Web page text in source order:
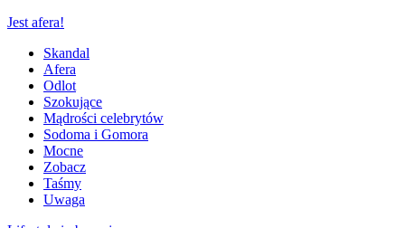
Jest afera!
Skandal
Afera
Odlot
Szokujące
Mądrości celebrytów
Sodoma i Gomora
Mocne
Zobacz
Taśmy
Uwaga